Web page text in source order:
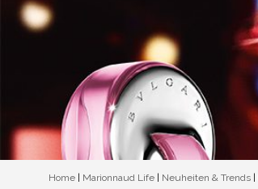
Home | Marionnaud Life | Neuheiten & Trends |